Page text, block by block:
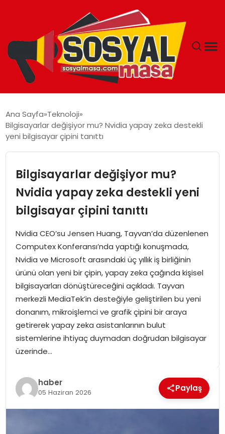
EKONOMI
TEKNOLOJI
EĞITIM
SPOR
GÜNDEM
MAGAZIN
Ana Sayfa Teknoloji
Bilgisayarlar değişiyor mu? Nvidia yapay zeka destekli
yeni bilgisayar çipini tanıttı
Bilgisayarlar değişiyor mu?
Nvidia yapay zeka destekli yeni
bilgisayar çipini tanıttı
Nvidia CEO’su Jensen Huang, Tayvan’da düzenlenen
Computex Konferansı’nda yaptığı konuşmada,
Nvidia ve Microsoft arasındaki üç yıllık iş birliğinin
ürünü olan yeni bir çipin, yapay zeka çağında kişisel
bilgisayarları dönüştüreceğini açıkladı. Tayvan
merkezli MediaTek’in desteğiyle geliştirilen bu yeni
donanım, mikroişlemci ve grafik çipini bir araya
getirerek yapay zeka asistanlarının bulut
sistemlerine ihtiyaç duymadan doğrudan bilgisayar
üzerinde…
haber
05 Haziran 2026 Paylaş